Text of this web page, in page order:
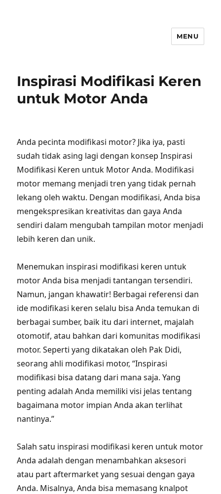
MENU
Inspirasi Modifikasi Keren
untuk Motor Anda
Anda pecinta modifikasi motor? Jika iya, pasti
sudah tidak asing lagi dengan konsep Inspirasi
Modifikasi Keren untuk Motor Anda. Modifikasi
motor memang menjadi tren yang tidak pernah
lekang oleh waktu. Dengan modifikasi, Anda bisa
mengekspresikan kreativitas dan gaya Anda
sendiri dalam mengubah tampilan motor menjadi
lebih keren dan unik.
Menemukan inspirasi modifikasi keren untuk
motor Anda bisa menjadi tantangan tersendiri.
Namun, jangan khawatir! Berbagai referensi dan
ide modifikasi keren selalu bisa Anda temukan di
berbagai sumber, baik itu dari internet, majalah
otomotif, atau bahkan dari komunitas modifikasi
motor. Seperti yang dikatakan oleh Pak Didi,
seorang ahli modifikasi motor, “Inspirasi
modifikasi bisa datang dari mana saja. Yang
penting adalah Anda memiliki visi jelas tentang
bagaimana motor impian Anda akan terlihat
nantinya.”
Salah satu inspirasi modifikasi keren untuk motor
Anda adalah dengan menambahkan aksesori
atau part aftermarket yang sesuai dengan gaya
Anda. Misalnya, Anda bisa memasang knalpot